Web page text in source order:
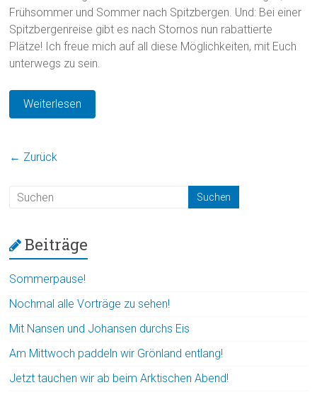
Frühsommer und Sommer nach Spitzbergen. Und: Bei einer
Spitzbergenreise gibt es nach Stornos nun rabattierte
Plätze! Ich freue mich auf all diese Möglichkeiten, mit Euch
unterwegs zu sein.
Weiterlesen
← Zurück
Beiträge
Sommerpause!
Nochmal alle Vorträge zu sehen!
Mit Nansen und Johansen durchs Eis
Am Mittwoch paddeln wir Grönland entlang!
Jetzt tauchen wir ab beim Arktischen Abend!